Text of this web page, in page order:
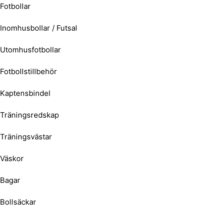
Fotbollar
Inomhusbollar / Futsal
Utomhusfotbollar
Fotbollstillbehör
Kaptensbindel
Träningsredskap
Träningsvästar
Väskor
Bagar
Bollsäckar